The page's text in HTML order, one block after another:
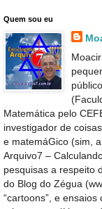
Quem sou eu
Matemática pelo
investigador de
e matemáGico (sim,
Arquivo7 –
pesquisas a respeito
do Blog do Zégua
“cartoons”, e